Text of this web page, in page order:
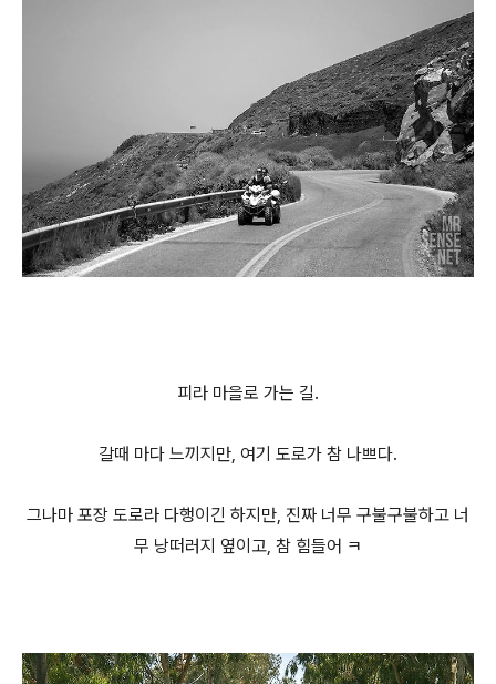
피라 마을로 가는 길.
갈때 마다 느끼지만, 여기 도로가 참 나쁘다.
그나마 포장 도로라 다행이긴 하지만, 진짜 너무 구불구불하고 너
무 낭떠러지 옆이고, 참 힘들어 ㅋ